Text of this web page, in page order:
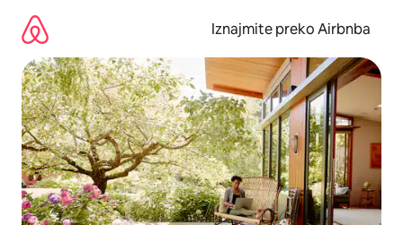
sadržaj
Iznajmite preko Airbnba